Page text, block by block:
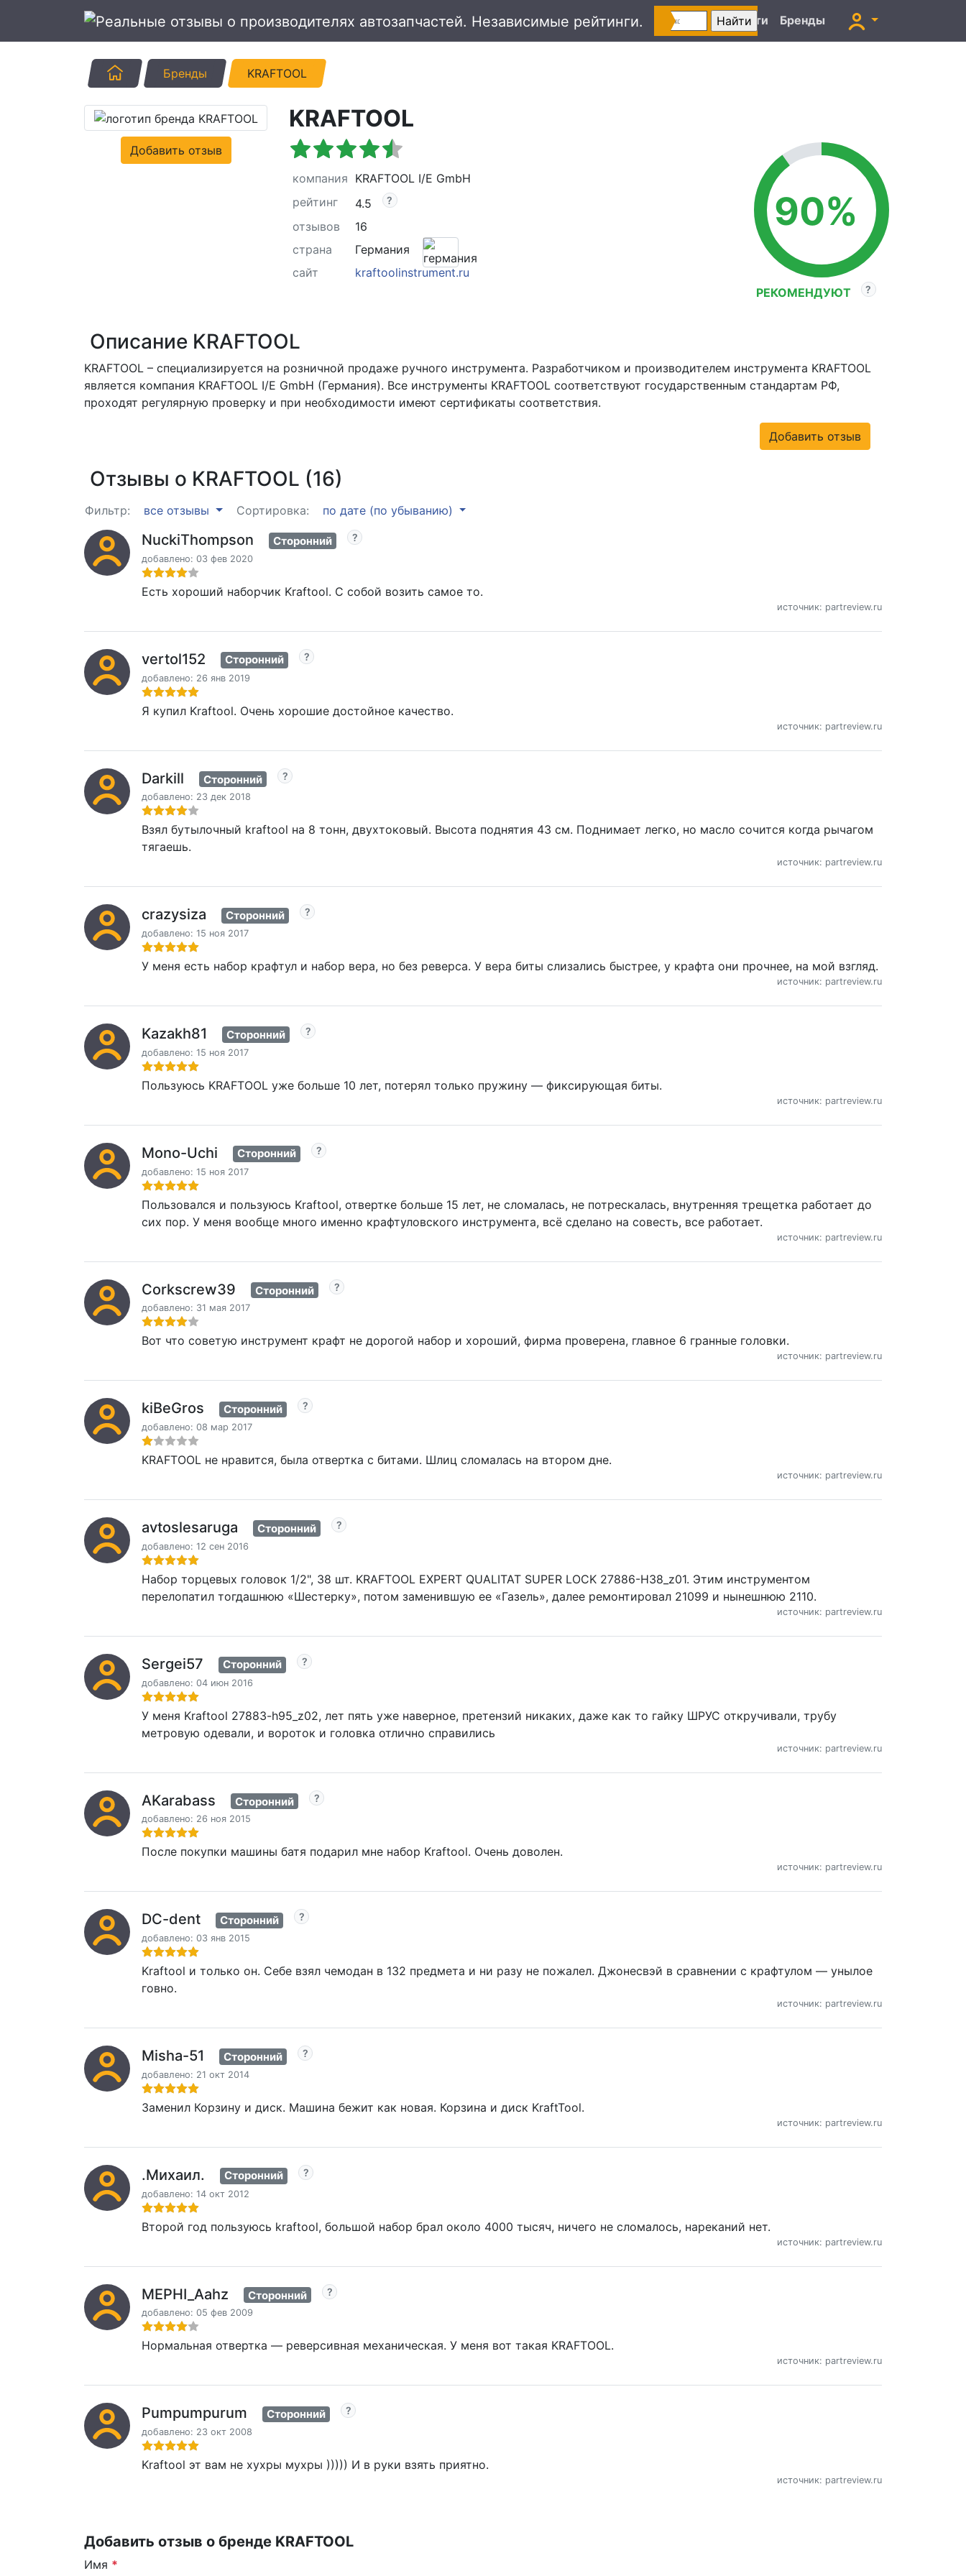
Автоновости Бренды
ГлавнаяБренды KRAFTOOL
Добавить отзыв
KRAFTOOL
компания KRAFTOOL I/E GmbH
рейтинг
4.5
отзывов
16
страна
Германия
сайт
kraftoolinstrument.ru
90%
РЕКОМЕНДУЮТ
Описание KRAFTOOL
KRAFTOOL – специализируется на розничной продаже ручного инструмента. Разработчиком и производителем инструмента KRAFTOOL
является компания KRAFTOOL I/E GmbH (Германия). Все инструменты KRAFTOOL соответствуют государственным стандартам РФ,
проходят регулярную проверку и при необходимости имеют сертификаты соответствия.
Добавить отзыв
Отзывы о KRAFTOOL (16)
Фильтр: все отзывы Сортировка: по дате (по убыванию)
NuckiThompson Сторонний
добавлено: 03 фев 2020
Есть хороший наборчик Kraftool. С собой возить самое то.
источник: partreview.ru
vertol152 Сторонний
добавлено: 26 янв 2019
Я купил Kraftool. Очень хорошие достойное качество.
источник: partreview.ru
Darkill Сторонний
добавлено: 23 дек 2018
Взял бутылочный kraftool на 8 тонн, двухтоковый. Высота поднятия 43 см. Поднимает легко, но масло сочится когда рычагом
тягаешь.
источник: partreview.ru
crazysiza Сторонний
добавлено: 15 ноя 2017
У меня есть набор крафтул и набор вера, но без реверса. У вера биты слизались быстрее, у крафта они прочнее, на мой взгляд.
источник: partreview.ru
Kazakh81 Сторонний
добавлено: 15 ноя 2017
Пользуюсь KRAFTOOL уже больше 10 лет, потерял только пружину — фиксирующая биты.
источник: partreview.ru
Mono-Uchi Сторонний
добавлено: 15 ноя 2017
Пользовался и пользуюсь Kraftool, отвертке больше 15 лет, не сломалась, не потрескалась, внутренняя трещетка работает до
сих пор. У меня вообще много именно крафтуловского инструмента, всё сделано на совесть, все работает.
источник: partreview.ru
Corkscrew39 Сторонний
добавлено: 31 мая 2017
Вот что советую инструмент крафт не дорогой набор и хороший, фирма проверена, главное 6 гранные головки.
источник: partreview.ru
kiBeGros Сторонний
добавлено: 08 мар 2017
KRAFTOOL не нравится, была отвертка с битами. Шлиц сломалась на втором дне.
источник: partreview.ru
avtoslesaruga Сторонний
добавлено: 12 сен 2016
Набор торцевых головок 1/2", 38 шт. KRAFTOOL EXPERT QUALITAT SUPER LOCK 27886-H38_z01. Этим инструментом
перелопатил тогдашнюю «Шестерку», потом заменившую ее «Газель», далее ремонтировал 21099 и нынешнюю 2110.
источник: partreview.ru
Sergei57 Сторонний
добавлено: 04 июн 2016
У меня Kraftool 27883-h95_z02, лет пять уже наверное, претензий никаких, даже как то гайку ШРУС откручивали, трубу
метровую одевали, и вороток и головка отлично справились
источник: partreview.ru
AKarabass Сторонний
добавлено: 26 ноя 2015
После покупки машины батя подарил мне набор Kraftool. Очень доволен.
источник: partreview.ru
DC-dent Сторонний
добавлено: 03 янв 2015
Kraftool и только он. Себе взял чемодан в 132 предмета и ни разу не пожалел. Джонесвэй в сравнении с крафтулом — унылое
говно.
источник: partreview.ru
Misha-51 Сторонний
добавлено: 21 окт 2014
Заменил Корзину и диск. Машина бежит как новая. Корзина и диск KraftTool.
источник: partreview.ru
.Михаил. Сторонний
добавлено: 14 окт 2012
Второй год пользуюсь kraftool, большой набор брал около 4000 тысяч, ничего не сломалось, нареканий нет.
источник: partreview.ru
MEPHI_Aahz Сторонний
добавлено: 05 фев 2009
Нормальная отвертка — реверсивная механическая. У меня вот такая KRAFTOOL.
источник: partreview.ru
Pumpumpurum Сторонний
добавлено: 23 окт 2008
Kraftool эт вам не хухры мухры ))))) И в руки взять приятно.
источник: partreview.ru
Добавить отзыв о бренде KRAFTOOL
Имя *